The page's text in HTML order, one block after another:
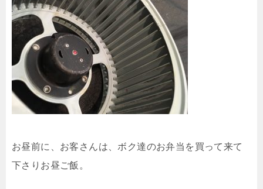
お昼前に、お客さんは、ボク達のお弁当を買って来て
下さりお昼ご飯。